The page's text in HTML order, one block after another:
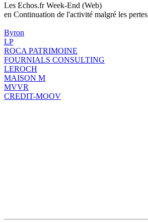
Les Echos.fr Week-End (Web)
en Continuation de l'activité malgré les pertes
Byron
LP
ROCA PATRIMOINE
FOURNIALS CONSULTING
LEROCH
MAISON M
MVVR
CREDIT-MOOV